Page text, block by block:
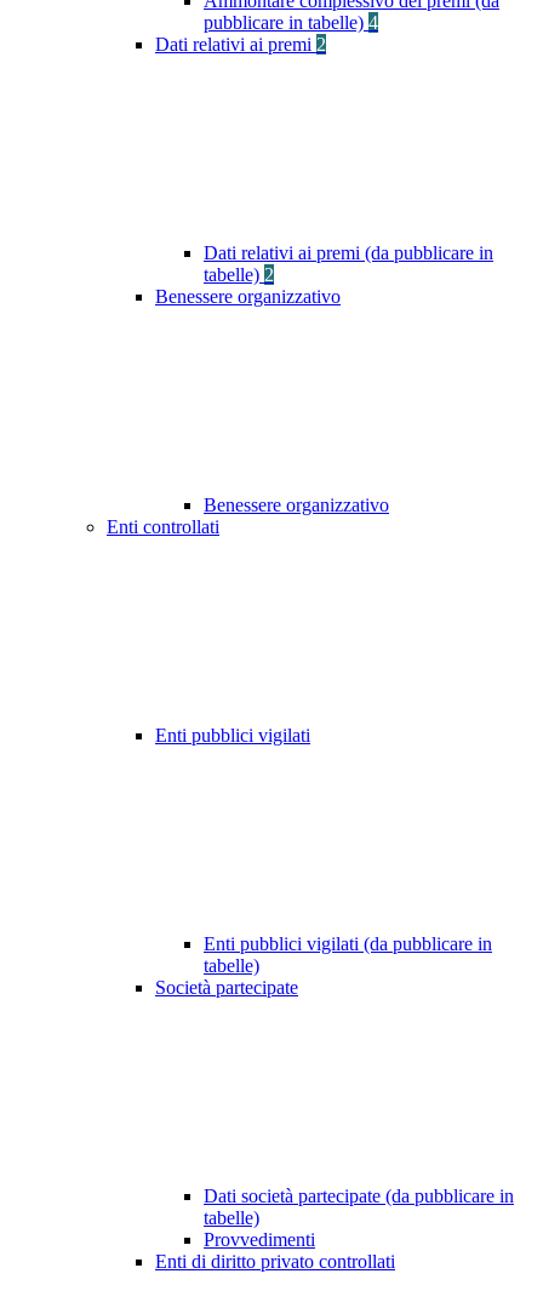
pubblicare in tabelle) 4
Dati relativi ai premi 2
Dati relativi ai premi (da pubblicare in
tabelle) 2
Benessere organizzativo
Benessere organizzativo
Enti controllati
Enti pubblici vigilati
Enti pubblici vigilati (da pubblicare in
tabelle)
Società partecipate
Dati società partecipate (da pubblicare in
tabelle)
Provvedimenti
Enti di diritto privato controllati